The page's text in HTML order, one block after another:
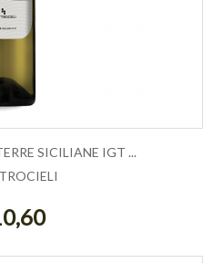
CARRELLO
SICILIANE IGT ...